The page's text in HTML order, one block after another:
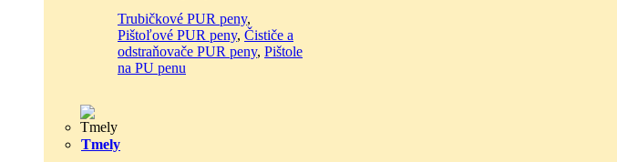
Trubičkové PUR peny,
Pištoľové PUR peny, Čističe a
odstraňovače PUR peny, Pištole
na PU penu
Tmely